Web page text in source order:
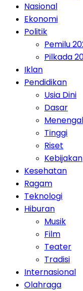
Nasional
Ekonomi
Politik
Pemilu
Pilkada
Iklan
Pendidikan
Usia Dini
Dasar
Tinggi
Riset
Kebijakan
Kesehatan
Ragam
Teknologi
Hiburan
Musik
Film
Teater
Tradisi
Internasional
Olahraga